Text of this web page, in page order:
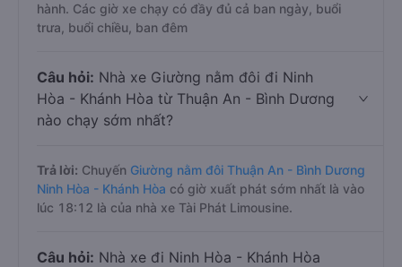
hành. Các giờ xe chạy có đầy đủ cả ban ngày, buổi
trưa, buổi chiều, ban đêm
Câu hỏi: Nhà xe Giường nằm đôi đi Ninh
Hòa - Khánh Hòa từ Thuận An - Bình Dương
nào chạy sớm nhất?
Trả lời: Chuyến Giường nằm đôi Thuận An - Bình Dương
Ninh Hòa - Khánh Hòa có giờ xuất phát sớm nhất là vào
lúc 18:12 là của nhà xe Tài Phát Limousine.
Câu hỏi: Nhà xe đi Ninh Hòa - Khánh Hòa